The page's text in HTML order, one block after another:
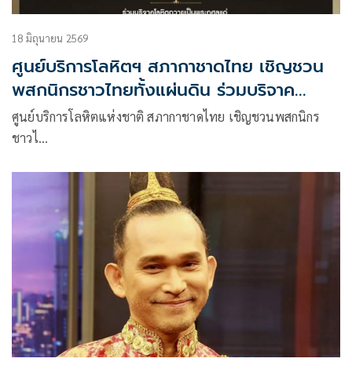
18 มิถุนายน 2569
ศูนย์บริการโลหิตฯ สภากาชาดไทย เชิญชวน
พสกนิกรชาวไทยทั้งแผ่นดิน ร่วมบริจาค
โลหิต โครงการ ' น้อมถวายเจ้าฟ้าพัชรกิติยา
ภา ฯ'
ศูนย์บริการโลหิตแห่งชาติ สภากาชาดไทย เชิญชวนพสกนิกร
ชาวไ…